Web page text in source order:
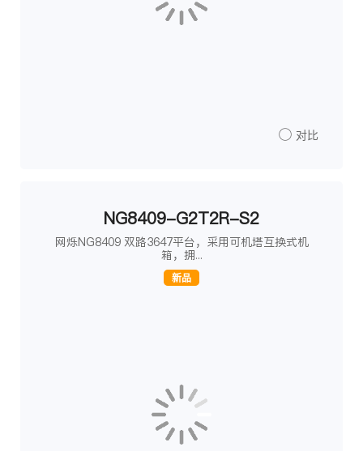
对比
NG8409-G2T2R-S2
网烁NG8409 双路3647平台，采用可机塔互换式机
箱，拥...
新品